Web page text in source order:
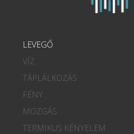
LEVEGŐ
VÍZ
TÁPLÁLKOZÁS
FÉNY
MOZGÁS
TERMIKUS KÉNYELEM